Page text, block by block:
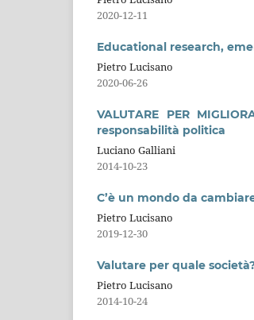
2020-12-11
Educational research,
Pietro Lucisano
2020-06-26
VALUTARE PER
responsabilità politica
Luciano Galliani
2014-10-23
C’è un mondo da
Pietro Lucisano
2019-12-30
Valutare per quale
Pietro Lucisano
2014-10-24